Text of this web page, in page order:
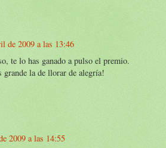
de 2009 a las 13:46
te lo has ganado a pulso el premio.
grande la de llorar de alegría!
2009 a las 14:55